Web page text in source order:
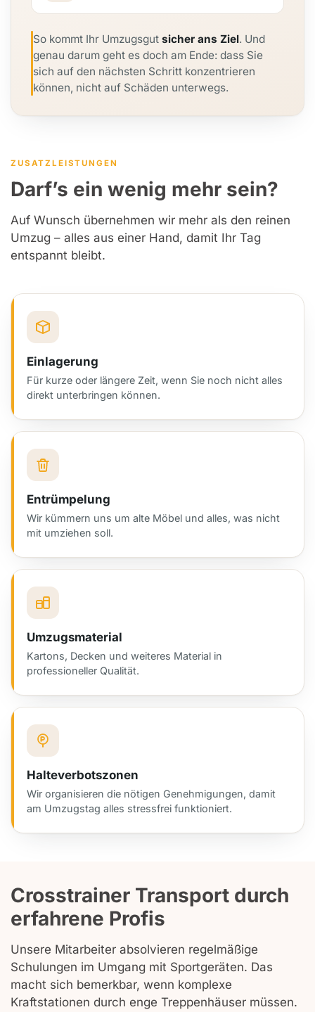
So kommt Ihr Umzugsgut sicher ans Ziel. Und
genau darum geht es doch am Ende: dass Sie
sich auf den nächsten Schritt konzentrieren
können, nicht auf Schäden unterwegs.
ZUSATZLEISTUNGEN
Darf’s ein wenig mehr sein?
Auf Wunsch übernehmen wir mehr als den reinen
Umzug – alles aus einer Hand, damit Ihr Tag
entspannt bleibt.
Einlagerung
Für kurze oder längere Zeit, wenn Sie noch nicht alles
direkt unterbringen können.
Entrümpelung
Wir kümmern uns um alte Möbel und alles, was nicht
mit umziehen soll.
Umzugsmaterial
Kartons, Decken und weiteres Material in
professioneller Qualität.
Halteverbotszonen
Wir organisieren die nötigen Genehmigungen, damit
am Umzugstag alles stressfrei funktioniert.
Crosstrainer Transport durch
erfahrene Profis
Unsere Mitarbeiter absolvieren regelmäßige
Schulungen im Umgang mit Sportgeräten. Das
macht sich bemerkbar, wenn komplexe
Kraftstationen durch enge Treppenhäuser müssen.